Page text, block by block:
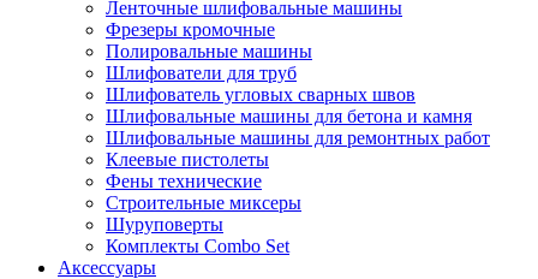
Ленточные шлифовальные машины
Фрезеры кромочные
Полировальные машины
Шлифователи для труб
Шлифователь угловых сварных швов
Шлифовальные машины для бетона и камня
Шлифовальные машины для ремонтных работ
Клеевые пистолеты
Фены технические
Строительные миксеры
Шуруповерты
Комплекты Combo Set
Аксессуары